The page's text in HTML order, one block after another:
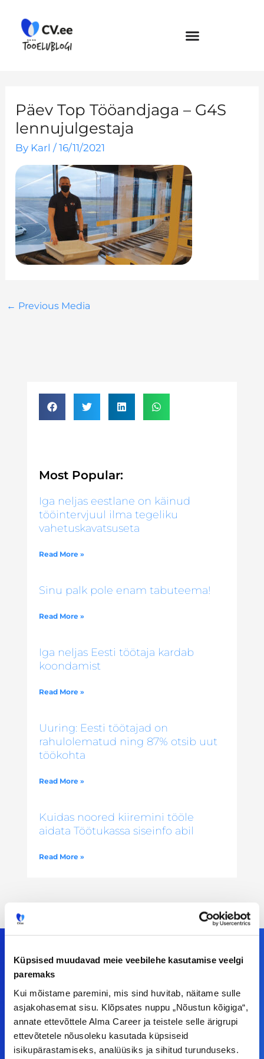
Küpsised muudavad meie veebilehe kasutamise veelgi
paremaks
Kui mõistame paremini, mis sind huvitab, näitame sulle
asjakohasemat sisu. Klõpsates nuppu „Nõustun kõigiga“,
annate ettevõttele Alma Career ja teistele selle ärigrupi
ettevõtetele nõusoleku kasutada küpsiseid
isikupärastamiseks, analüüsiks ja sihitud turunduseks.
content
Päev Top Tööandjaga – G4S
lennujulgestaja
By Karl/16/11/2021
← Previous Media
Most Popular:
Iga neljas eestlane on käinud
tööintervjuul ilma tegeliku
vahetuskavatsuseta
Read More »
Sinu palk pole enam tabuteema!
Read More »
Iga neljas Eesti töötaja kardab
koondamist
Read More »
Uuring: Eesti töötajad on
rahulolematud ning 87% otsib uut
töökohta
Read More »
Kuidas noored kiiremini tööle
aidata Töötukassa siseinfo abil
Read More »
Tööelublogi.ee lehelt leiad kõik vajaliku, et olla
kursis tööturu uudistega. Kui sul on
ettepanekuid erinevate teemade osas või soovid